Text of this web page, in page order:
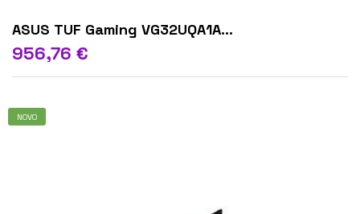
ASUS TUF Gaming VG32UQA1A...
956,76 €
NOVO